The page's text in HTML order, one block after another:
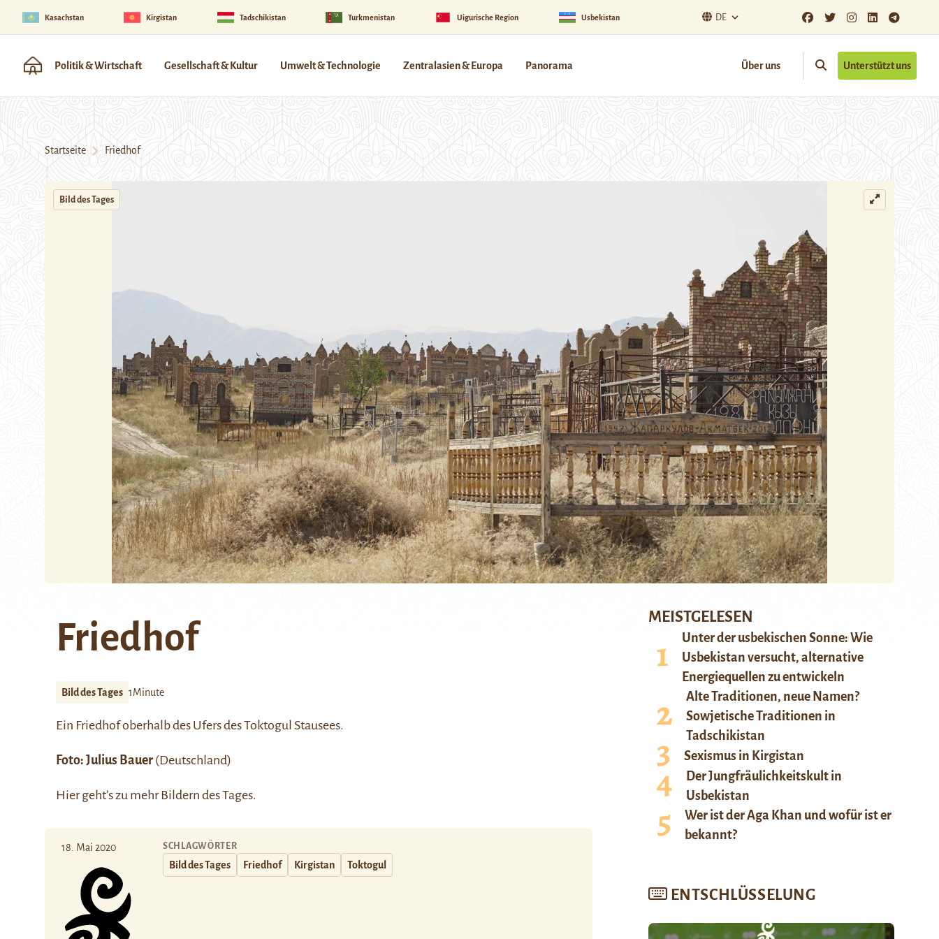
Kasachstan Kirgistan Tadschikistan Turkmenistan Uigurische Region Usbekistan DE
Politik & Wirtschaft Gesellschaft & Kultur Umwelt & Technologie Zentralasien & Europa Panorama Über uns Unterstützt uns
Startseite Friedhof
Bild des Tages
Friedhof
Bild des Tages 1Minute
Ein Friedhof oberhalb des Ufers desToktogul Stausees.
Foto: Julius Bauer (Deutschland)
Hiergeht’s zu mehr Bildern des Tages.
18. Mai 2020 SCHLAGWÖRTER
Bild des Tages Friedhof Kirgistan Toktogul
MEISTGELESEN
Unter der usbekischen Sonne: Wie
Usbekistan versucht, alternative
Energiequellen zu entwickeln
Alte Traditionen, neue Namen?
Sowjetische Traditionen in
Tadschikistan
Sexismus in Kirgistan
Der Jungfräulichkeitskult in
Usbekistan
Wer ist der Aga Khan und wofür ist er
bekannt?
ENTSCHLÜSSELUNG